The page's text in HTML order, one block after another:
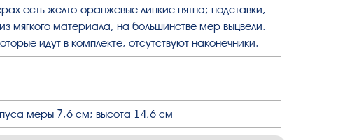
есть жёлто-оранжевые липкие пятна; подставки,
мягкого материала, на большинстве мер выцвели.
идут в комплекте, отсутствуют наконечники.
меры 7,6 см; высота 14,6 см